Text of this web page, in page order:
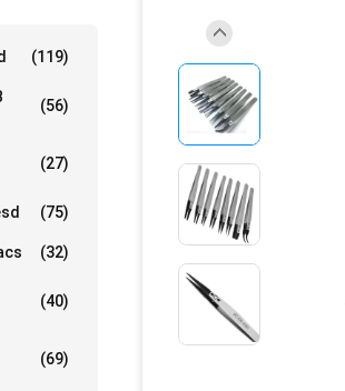
(119)
(56)
(27)
(75)
(32)
(40)
(69)